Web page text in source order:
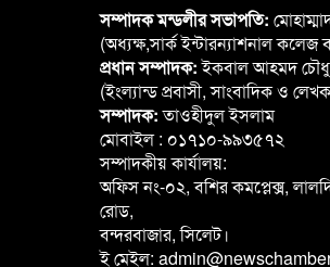
সম্পাদক মন্ডলীর সভাপতি:
(অধ্যক্ষ,সার্ক ইন্টারন্যাশনাল কলেজ
প্রধান সম্পাদক:ইকবাল আহমদ
(ইংল্যান্ড প্রবাসী, সাংবাদিক ও
সম্পাদক:তাওহীদুল ইসলাম
মোবাইল : ০১৭১০-৯৯৩৫৭২
সম্পাদকীয় কার্যালয়:
অফিস নং-০২, বশির কমপ্লেক্স,
রোড,
বন্দরবাজার, সিলেট।
ই মেইল: